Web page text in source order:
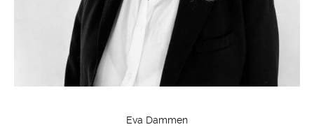
Eva Dammen